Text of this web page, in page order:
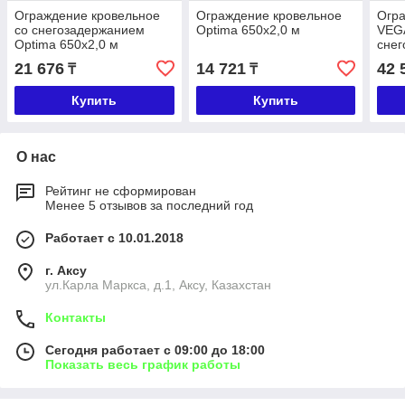
Ограждение кровельное
со снегозадержанием
Optima 650х2,0 м
21 676 ₸
Купить
Ограждение кровельное
Optima 650х2,0 м
14 721₸
Купить
42
О нас
Рейтинг не сформирован
Менее 5 отзывов за последний год
Работает с 10.01.2018
г. Аксу
ул.Карла Маркса, д.1, Аксу, Казахстан
Контакты
Сегодня работает с 09:00 до 18:00
Показать весь график работы